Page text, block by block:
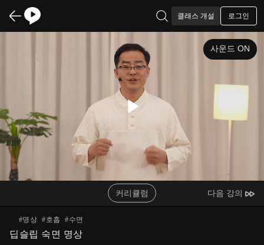
클래스 개설 로그인
Play
Video
사운드 ON
커리큘럼 다음 강의
#명상 #호흡 #수면
딥슬립 숙면 명상